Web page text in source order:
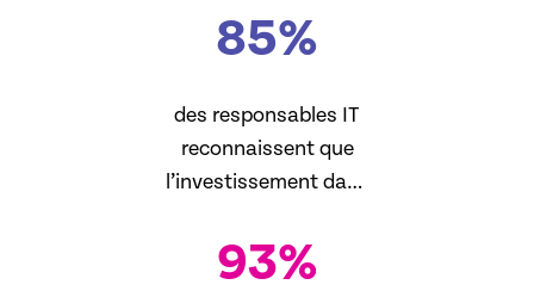
85%
des responsables IT
reconnaissent que
l’investissement dans
est l’une de leurs
principales priorités
93%